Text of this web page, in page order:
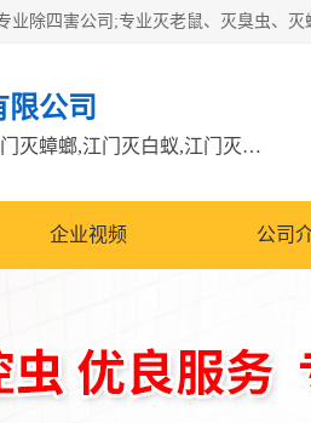
公司
江门除四害公司,江门灭鼠电话,江门灭蟑螂,江门灭白蚁,江门灭鼠江门
企业视频 公司